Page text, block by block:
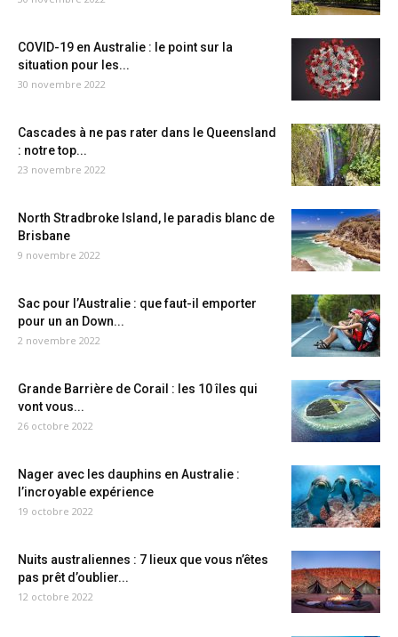
COVID-19 en Australie : le point sur la
situation pour les...
30 novembre 2022
Cascades à ne pas rater dans le Queensland
: notre top...
23 novembre 2022
North Stradbroke Island, le paradis blanc de
Brisbane
9 novembre 2022
Sac pour l’Australie : que faut-il emporter
pour un an Down...
2 novembre 2022
Grande Barrière de Corail : les 10 îles qui
vont vous...
26 octobre 2022
Nager avec les dauphins en Australie :
l’incroyable expérience
19 octobre 2022
Nuits australiennes : 7 lieux que vous n’êtes
pas prêt d’oublier...
12 octobre 2022